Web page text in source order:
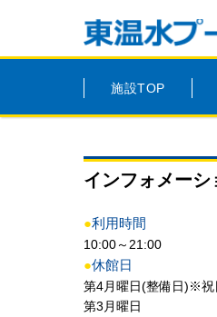
施設TOP
インフォメーシ
●利用時間
10:00～21:00
●休館日
第4月曜日(整備日)※祝
第3月曜日